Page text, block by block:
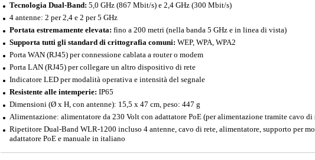
Tecnologia Dual-Band: 5,0 GHz (867 Mbit/s) e 2,4 GHz (300 Mbit/s)
4 antenne: 2 per 2,4 e 2 per 5 GHz
Portata estremamente elevata: fino a 200 metri (nella banda 5 GHz e in linea di vista)
Supporta tutti gli standard di crittografia comuni: WEP, WPA, WPA2
Porta WAN (RJ45) per connessione cablata a router o modem
Porta LAN (RJ45) per collegare un altro dispositivo di rete
Indicatore LED per modalità operativa e intensità del segnale
Resistente alle intemperie: IP65
Dimensioni (Ø x H, con antenne): 15,5 x 47 cm, peso: 447 g
Alimentazione: alimentatore da 230 Volt con adattatore PoE (per alimentazione tramite cavo di
Ripetitore Dual-Band WLR-1200 incluso 4 antenne, cavo di rete, alimentatore, supporto per
adattatore PoE e manuale in italiano